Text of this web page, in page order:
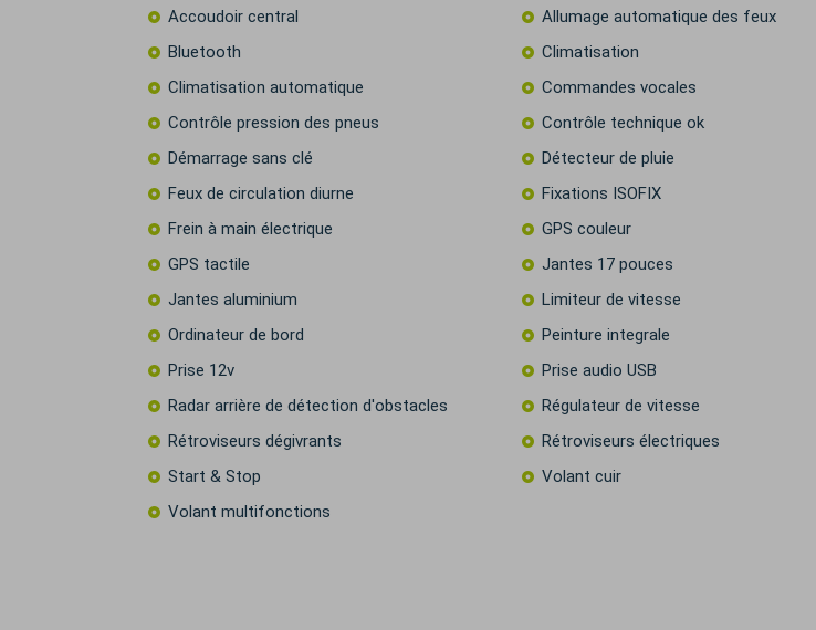
Accoudoir central
Allumage automatique des feux
Bluetooth
Climatisation
Climatisation automatique
Commandes vocales
Contrôle pression des pneus
Contrôle technique ok
Démarrage sans clé
Détecteur de pluie
Feux de circulation diurne
Fixations ISOFIX
Frein à main électrique
GPS couleur
GPS tactile
Jantes 17 pouces
Jantes aluminium
Limiteur de vitesse
Ordinateur de bord
Peinture integrale
Prise 12v
Prise audio USB
Radar arrière de détection d'obstacles
Régulateur de vitesse
Rétroviseurs dégivrants
Rétroviseurs électriques
Start & Stop
Volant cuir
Volant multifonctions